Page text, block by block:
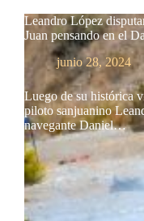
Leandro López
Juan pensando en el
junio 28, 2024
Luego de su histórica
piloto sanjuanino
navegante Daniel…